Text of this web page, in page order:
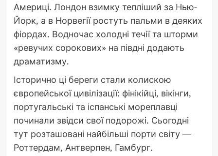
Америці. Лондон взимку тепліший за Нью-
Йорк, а в Норвегії ростуть пальми в деяких
фіордах. Водночас холодні течії та шторми
«ревучих сорокових» на півдні додають
драматизму.
Історично ці береги стали колискою
європейської цивілізації: фінікійці, вікінги,
португальські та іспанські мореплавці
починали звідси свої подорожі. Сьогодні
тут розташовані найбільші порти світу —
Роттердам, Антверпен, Гамбург.